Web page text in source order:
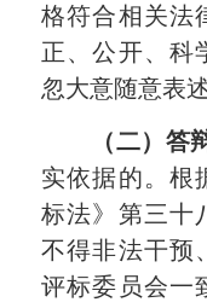
格符合相关法
正、公开、科
忽大意随意表述
（二）答
实依据的。根
标法》第三十
不得非法干预
评标委员会一